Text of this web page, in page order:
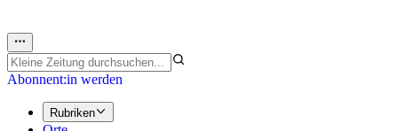
Abonnent:in werden
Rubriken